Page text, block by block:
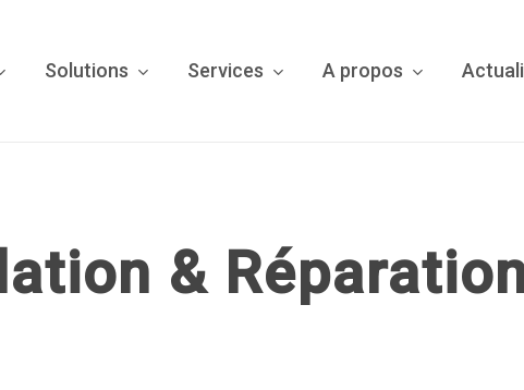
Solutions Services A propos
&